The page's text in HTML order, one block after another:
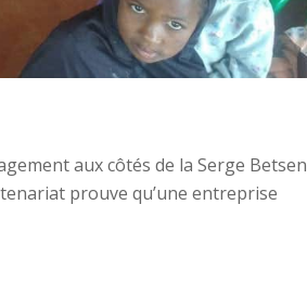
aux côtés de la Serge Betsen
prouve qu’une entreprise